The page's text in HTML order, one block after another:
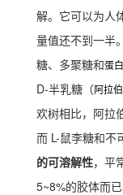
解。它可以为人
量值还不到一半
糖、多聚糖和蛋
D-半乳糖（阿拉
欢树相比，阿拉
而 L-鼠李糖和不
的可溶解性，平
5~8%的胶体而